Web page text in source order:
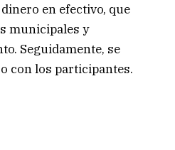
en efectivo, que
municipales y
Seguidamente, se
con los participantes.